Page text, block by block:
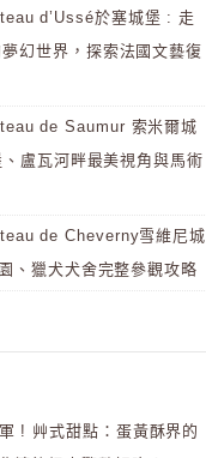
d’Ussé於塞城堡 : 走
幻世界，探索法國文藝復
de Saumur 索米爾城
盧瓦河畔最美視角與馬術
de Cheverny雪維尼城
、獵犬犬舍完整參觀攻略
! 艸式甜點：蛋黃酥界的